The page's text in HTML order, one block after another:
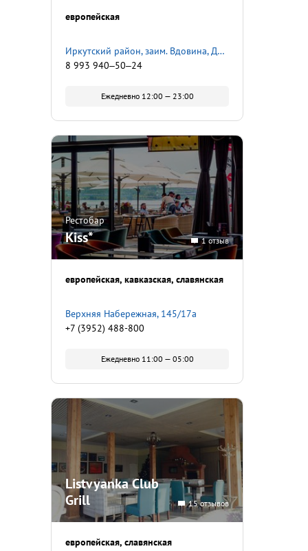
европейская
Иркутский район, заим. Вдовина, ​Дорожная, 95
8 993 940‒50‒24
Ежедневно 12:00 — 23:00
Рестобар
Kiss* 1 отзыв
европейская кавказская славянская
Верхняя Набережная, 145/17а
+7 (3952) 488-800
Ежедневно 11:00 — 05:00
Listvyanka Club
Grill
15 отзывов
европейская славянская